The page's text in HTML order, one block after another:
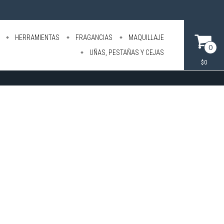
HERRAMIENTAS FRAGANCIAS
MAQUILLAJE
UÑAS, PESTAÑAS Y CEJAS
0
$0